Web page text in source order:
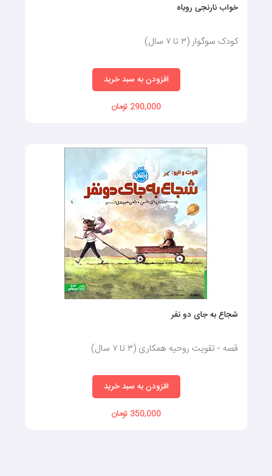
خواب نارنجی روباه
کودک سوگوار (٣ تا ٧ سال)
افزودن به سبد خرید
290,000 تومان
شجاع به جای دو نفر
قصه - تقویت روحیه همکاری (٣ تا ٧ سال)
افزودن به سبد خرید
350,000 تومان